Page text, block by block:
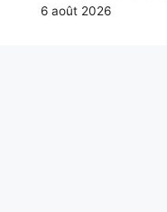
6 août 2026